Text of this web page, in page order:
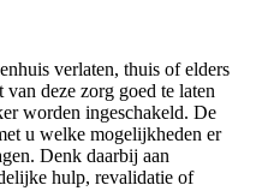
verlaten, thuis of elders
deze zorg goed te laten
worden ingeschakeld. De
u welke mogelijkheden er
Denk daarbij aan
hulp, revalidatie of